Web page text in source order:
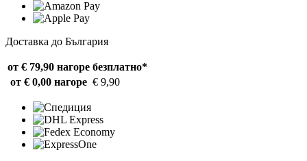
Доставка до България
от € 79,90 нагоре безплатно*
от € 0,00 нагоре € 9,90